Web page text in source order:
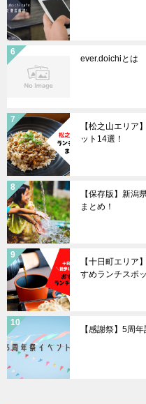
ever.doichiとは
【松之山エリア
ット14選！
【保存版】新潟
まとめ！
【十日町エリア
すめランチスポ
【感謝祭】5周